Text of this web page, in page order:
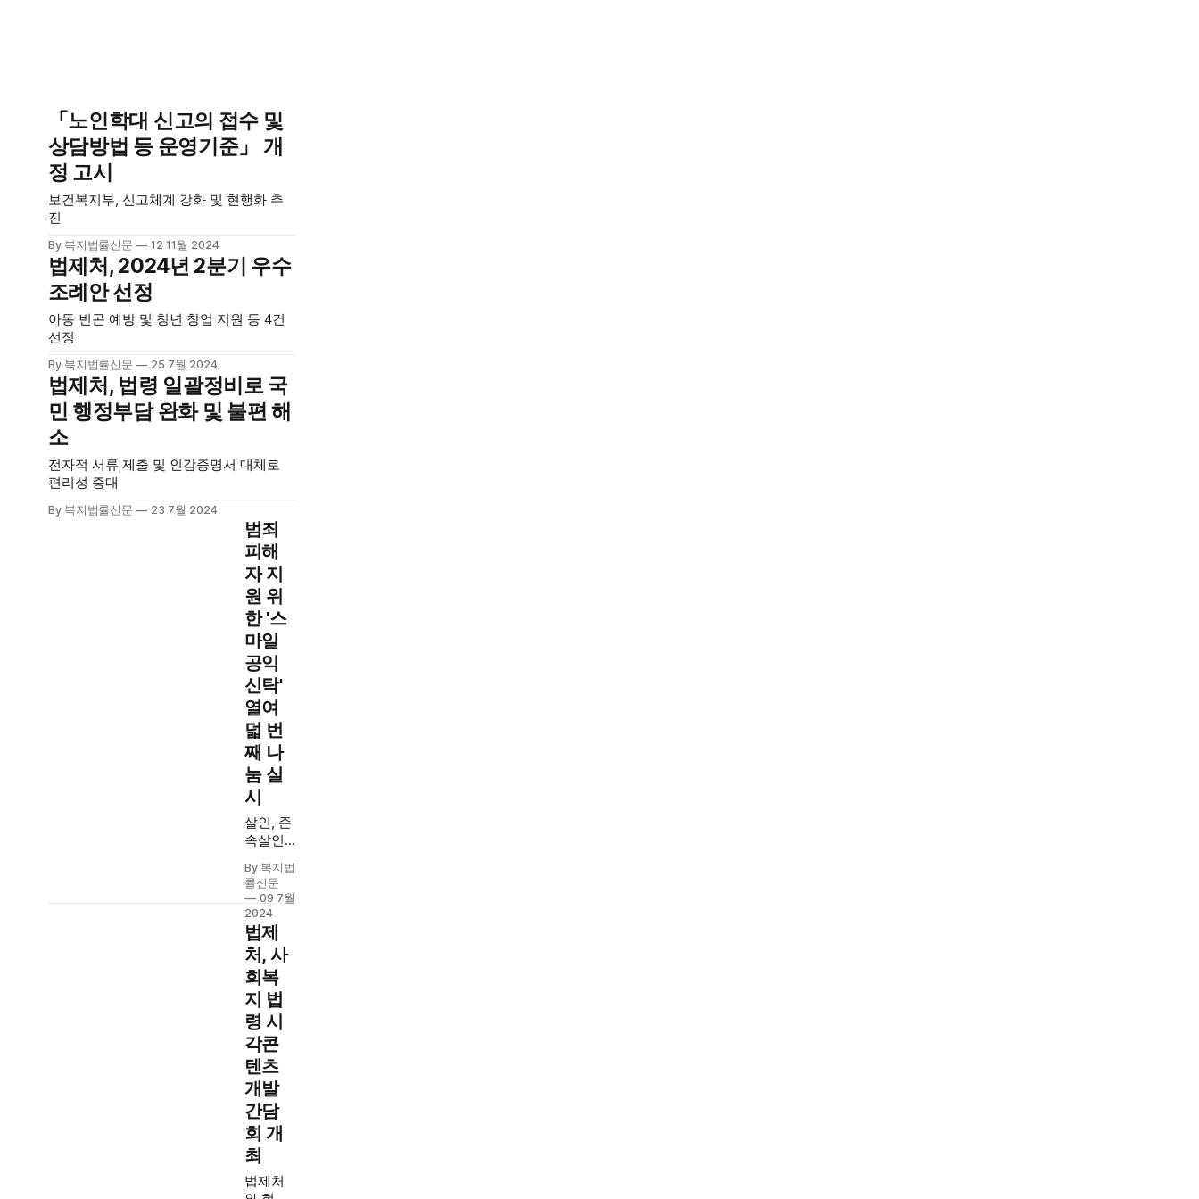
「노인학대 신고의 접수 및
상담방법 등 운영기준」 개
정 고시
보건복지부, 신고체계 강화 및 현행화 추
진
By 복지법률신문 12 11월 2024
법제처, 2024년 2분기 우수
조례안 선정
아동 빈곤 예방 및 청년 창업 지원 등 4건
선정
By 복지법률신문 25 7월 2024
법제처, 법령 일괄정비로 국
민 행정부담 완화 및 불편 해
소
전자적 서류 제출 및 인감증명서 대체로
편리성 증대
By 복지법률신문 23 7월 2024
범죄
피해
자 지
원 위
한 '스
마일
공익
신탁'
열여
덟 번
째 나
눔 실
시
살인, 존
속살인,
등으로
고통받
는 범죄
피해자
와 유가
족에게
1,700만
원 지원
By 복지법
률신문
09 7월
2024
법제
처, 사
회복
지 법
령 시
각콘
텐츠
개발
간담
회 개
최
법제처